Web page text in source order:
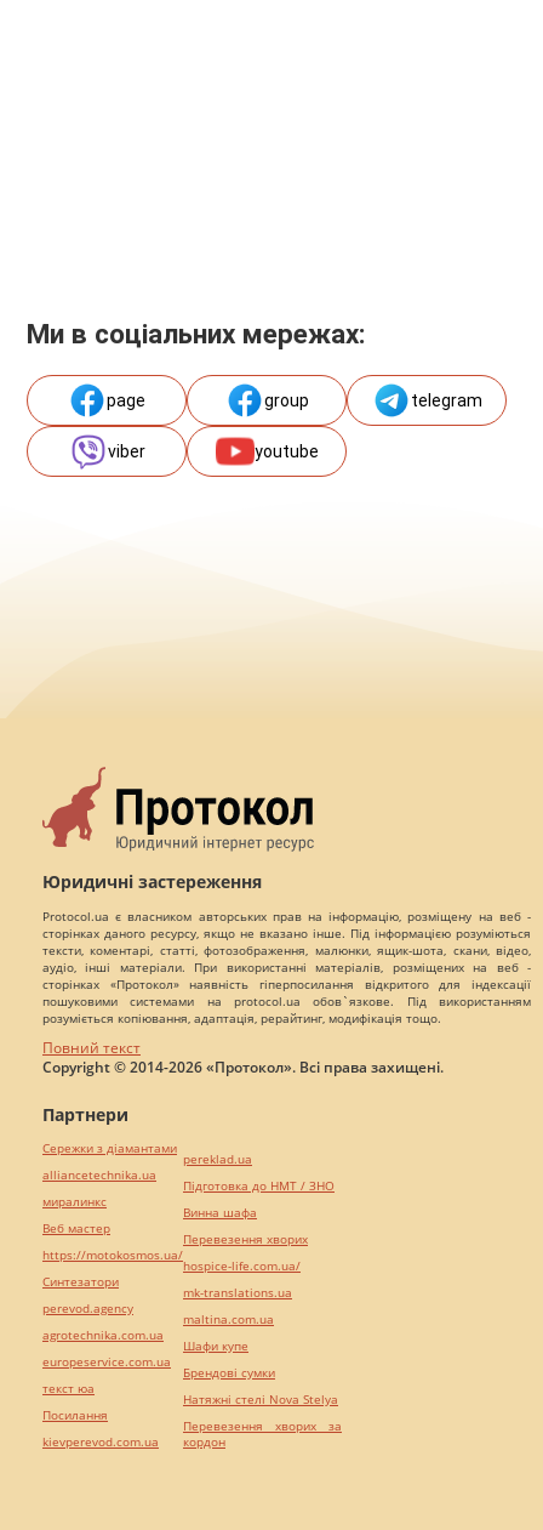
Ми в соціальних мережах:
page group telegram
viber youtube
Юридичні застереження
Protocol.ua є власником авторських прав на інформацію, розміщену на веб -
сторінках даного ресурсу, якщо не вказано інше. Під інформацією розуміються
тексти, коментарі, статті, фотозображення, малюнки, ящик-шота, скани, відео,
аудіо, інші матеріали. При використанні матеріалів, розміщених на веб -
сторінках «Протокол» наявність гіперпосилання відкритого для індексації
пошуковими системами на protocol.ua обов`язкове. Під використанням
розуміється копіювання, адаптація, рерайтинг, модифікація тощо.
Повний текст
Copyright © 2014-2026 «Протокол». Всі права захищені.
Партнери
Сережки з діамантами
alliancetechnika.ua
миралинкс
Веб мастер
https://motokosmos.ua/
Синтезатори
perevod.agency
agrotechnika.com.ua
europeservice.com.ua
текст юа
Посилання
kievperevod.com.ua
pereklad.ua
Підготовка до НМТ / ЗНО
Винна шафа
Перевезення хворих
hospice-life.com.ua/
mk-translations.ua
maltina.com.ua
Шафи купе
Брендові сумки
Натяжні стелі Nova Stelya
Перевезення хворих за
кордон